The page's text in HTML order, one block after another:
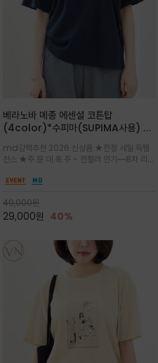
베라노바 메종 에센셜 코튼탑
(4color)*수피마(SUPIMA사용) 레
는 레터링 티셔츠
md강력추천 2026 신상품 ★한정 세일 득템
찬스 ★주.문.대.폭.주 - 전컬러 인기~~8차 리오
픽이나 컬러 조합을 통해 'Essential'한 무드를
좋은 컬러웨이와 디자인입니다^^
49,000원
29,000원 40%